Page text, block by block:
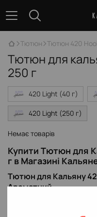
Тютюн Тютюн 420
Тютюн для
250 г
420 Light (40 г)
420 Light (250 г)
Немає товарів
Купити Тютюн для
г в Магазині
Тютюн для Кальяну
Ароматний